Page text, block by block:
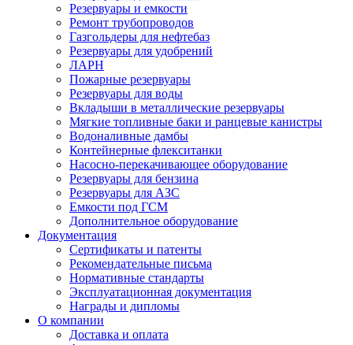
Резервуары и емкости
Ремонт трубопроводов
Газгольдеры для нефтебаз
Резервуары для удобрений
ЛАРН
Пожарные резервуары
Резервуары для воды
Вкладыши в металлические резервуары
Мягкие топливные баки и ранцевые канистры
Водоналивные дамбы
Контейнерные флекситанки
Насосно-перекачивающее оборудование
Резервуары для бензина
Резервуары для АЗС
Емкости под ГСМ
Дополнительное оборудование
Документация
Сертификаты и патенты
Рекомендательные письма
Нормативные стандарты
Эксплуатационная документация
Награды и дипломы
О компании
Доставка и оплата